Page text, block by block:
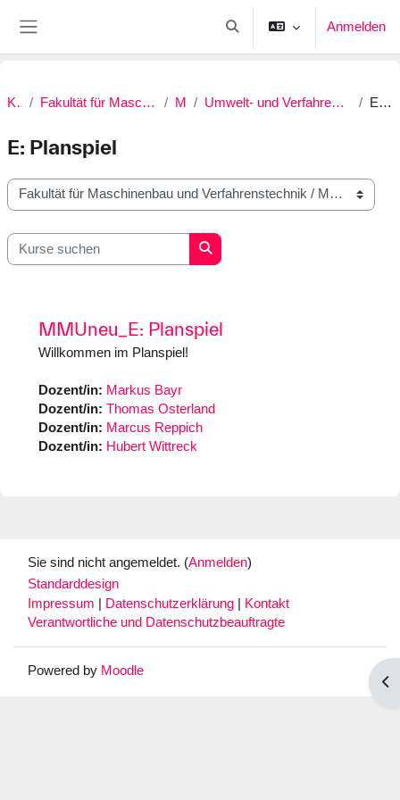
Sucheingabe umschalten
Anmelden
Kurse Fakultät für Maschinenbau und Verfahrenstechnik Master Umwelt- und Verfahrenstechnik (M.Eng.) | Neu ab SoSe 2022 E: Planspiel
E: Planspiel
Kursbereiche
Kurse suchen
Kurse suchen
MMUneu_E: Planspiel
Willkommen im Planspiel!
Dozent/in: Markus Bayr
Dozent/in: Thomas Osterland
Dozent/in: Marcus Reppich
Dozent/in: Hubert Wittreck
Sie sind nicht angemeldet. (Anmelden)
Standarddesign
Impressum
Datenschutzerklärung
Kontakt
Verantwortliche und Datenschutzbeauftragte
Powered by Moodle